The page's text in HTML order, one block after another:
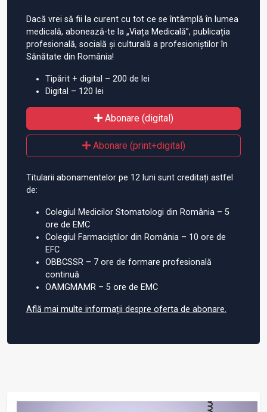
Dacă vrei să fii la curent cu tot ce se întâmplă în lumea
medicală, abonează-te la „Viața Medicală”, publicația
profesională, socială și culturală a profesioniștilor în
Sănătate din România!
Tipărit + digital – 200 de lei
Digital – 120 lei
Abonare (digital)
Abonare (print+digital)
Titularii abonamentelor pe 12 luni sunt creditați astfel
de:
Colegiul Medicilor Stomatologi din România – 5
ore de EMC
Colegiul Farmaciștilor din România – 10 ore de
EFC
OBBCSSR – 7 ore de formare profesională
continuă
OAMGMAMR – 5 ore de EMC
Află mai multe informații despre oferta de abonare.